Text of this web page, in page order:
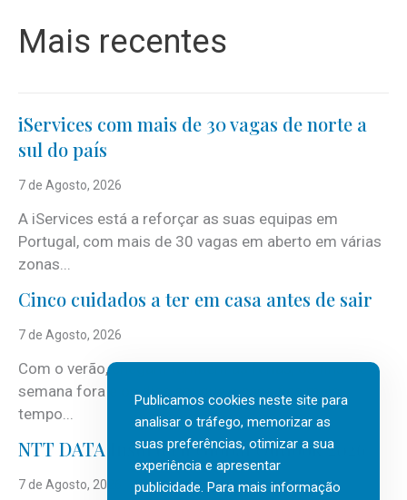
Mais recentes
iServices com mais de 30 vagas de norte a
sul do país
7 de Agosto, 2026
A iServices está a reforçar as suas equipas em
Portugal, com mais de 30 vagas em aberto em várias
zonas...
Cinco cuidados a ter em casa antes de sair
7 de Agosto, 2026
Com o verão, chegam também as férias, os fins-de-
semana fora e os dias em que a casa fica mais
tempo...
NTT DATA Insurtech Global Outlook 2026
7 de Agosto, 2026
Publicamos cookies neste site para
analisar o tráfego, memorizar as
suas preferências, otimizar a sua
experiência e apresentar
publicidade. Para mais informação